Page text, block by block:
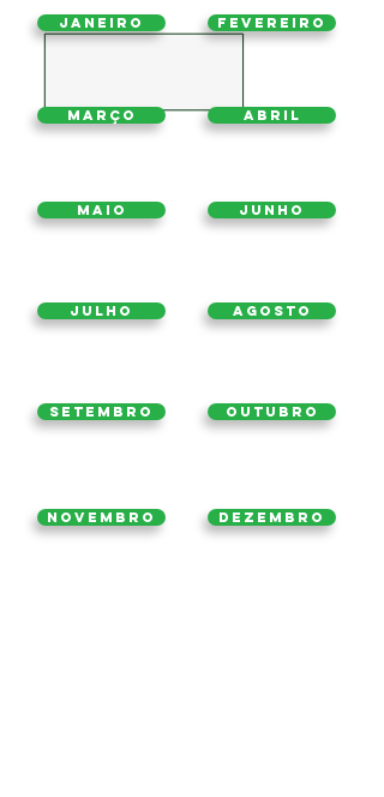
Janeiro Fevereiro
Março Abril
Maio Junho
Julho Agosto
Setembro Outubro
Novembro Dezembro